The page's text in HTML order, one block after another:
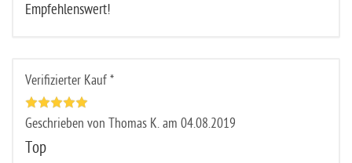
Empfehlenswert!
Verifizierter Kauf *
Geschrieben von Thomas K. am 04.08.2019
Top